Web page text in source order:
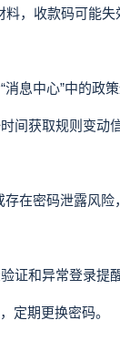
，收款码可能失
息中心”中的政策
获取规则变动信
密码泄露风险
和异常登录提醒
期更换密码。